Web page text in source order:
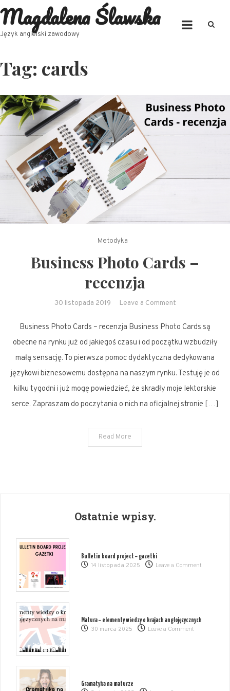
Skip
to
content
Magdalena Ślawska
Język angielski zawodowy
Tag: cards
Metodyka
Business Photo Cards –
recenzja
30 listopada 2019 Leave a Commenton
Photo
Cards
–
Business Photo Cards – recenzja Business Photo Cards są
obecne na rynku już od jakiegoś czasu i od początku wzbudziły
małą sensację. To pierwsza pomoc dydaktyczna dedykowana
językowi biznesowemu dostępna na naszym rynku. Testuję je od
kilku tygodni i już mogę powiedzieć, że skradły moje lektorskie
serce. Zapraszam do poczytania o nich na oficjalnej stronie […]
Read More
Ostatnie wpisy.
Bulletin board project – gazetki
14 listopada 2025 Leave a Comment
Matura – elementy wiedzy o krajach anglojęzycznych
30 marca 2025 Leave a Comment
on
Gramatyka na maturze